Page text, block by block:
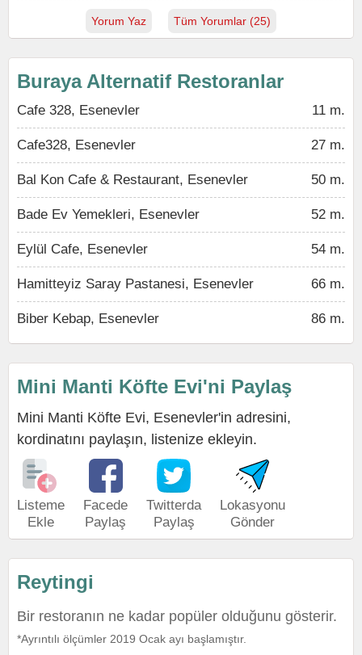
Yorum Yaz Tüm Yorumlar (25)
Buraya Alternatif Restoranlar
Cafe 328, Esenevler 11 m.
Cafe328, Esenevler 27 m.
Bal Kon Cafe & Restaurant, Esenevler 50 m.
Bade Ev Yemekleri, Esenevler 52 m.
Eylül Cafe, Esenevler 54 m.
Hamitteyiz Saray Pastanesi, Esenevler 66 m.
Biber Kebap, Esenevler 86 m.
Mini Manti Köfte Evi'ni Paylaş
Mini Manti Köfte Evi, Esenevler'in adresini,
kordinatını paylaşın, listenize ekleyin.
Listeme
Ekle
Facede
Paylaş
Twitterda
Paylaş
Lokasyonu
Gönder
Reytingi
Bir restoranın ne kadar popüler olduğunu gösterir.
*Ayrıntılı ölçümler 2019 Ocak ayı başlamıştır.